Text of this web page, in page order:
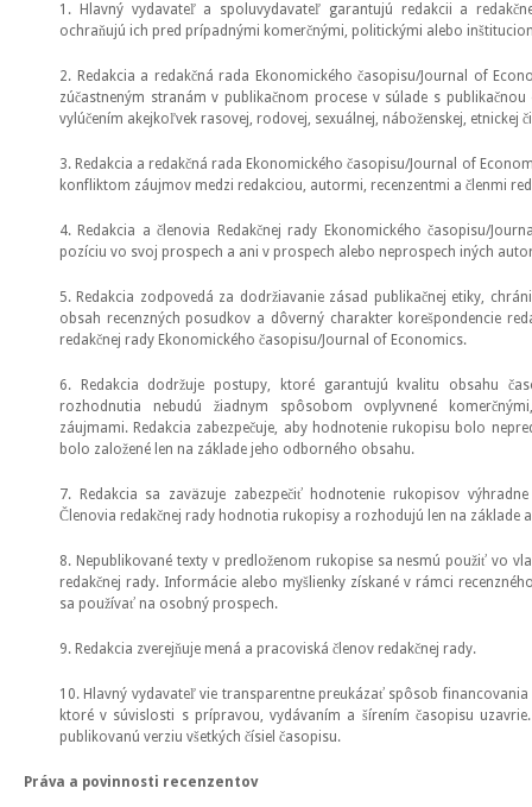
1. Hlavný vydavateľ a spoluvydavateľ garantujú redakcii a
ochraňujú ich pred prípadnými komerčnými, politickými alebo
2. Redakcia a redakčná rada Ekonomického časopisu/Journal of
zúčastneným stranám v publikačnom procese v súlade s
vylúčením akejkoľvek rasovej, rodovej, sexuálnej, náboženskej, etnickej
3. Redakcia a redakčná rada Ekonomického časopisu/Journal of
konfliktom záujmov medzi redakciou, autormi, recenzentmi a členmi
4. Redakcia a členovia Redakčnej rady Ekonomického časopisu/
pozíciu vo svoj prospech a ani v prospech alebo neprospech iných
5. Redakcia zodpovedá za dodržiavanie zásad publikačnej etiky,
obsah recenzných posudkov a dôverný charakter korešpondencie
redakčnej rady Ekonomického časopisu/Journal of Economics.
6. Redakcia dodržuje postupy, ktoré garantujú kvalitu obsahu
rozhodnutia nebudú žiadnym spôsobom ovplyvnené
záujmami. Redakcia zabezpečuje, aby hodnotenie rukopisu bolo
bolo založené len na základe jeho odborného obsahu.
7. Redakcia sa zaväzuje zabezpečiť hodnotenie rukopisov
Členovia redakčnej rady hodnotia rukopisy a rozhodujú len na základe
8. Nepublikované texty v predloženom rukopise sa nesmú použiť vo
redakčnej rady. Informácie alebo myšlienky získané v rámci
sa používať na osobný prospech.
9. Redakcia zverejňuje mená a pracoviská členov redakčnej rady.
10. Hlavný vydavateľ vie transparentne preukázať spôsob financovania
ktoré v súvislosti s prípravou, vydávaním a šírením časopisu
publikovanú verziu všetkých čísiel časopisu.
Práva a povinnosti recenzentov